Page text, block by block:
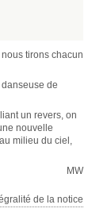
tirons chacun
danseuse de
un revers, on
nouvelle
milieu du ciel,
MW
de la notice